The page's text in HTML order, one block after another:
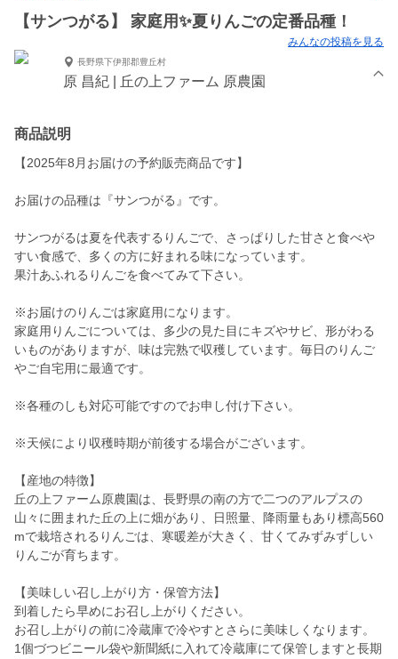
【サンつがる】 家庭用✨夏りんごの定番品種！
みんなの投稿を見る
長野県下伊那郡豊丘村
原 昌紀 | 丘の上ファーム 原農園
商品説明
【2025年8月お届けの予約販売商品です】
お届けの品種は『サンつがる』です。
サンつがるは夏を代表するりんごで、さっぱりした甘さと食べや
すい食感で、多くの方に好まれる味になっています。
果汁あふれるりんごを食べてみて下さい。
※お届けのりんごは家庭用になります。
家庭用りんごについては、多少の見た目にキズやサビ、形がわる
いものがありますが、味は完熟で収穫しています。毎日のりんご
やご自宅用に最適です。
※各種のしも対応可能ですのでお申し付け下さい。
※天候により収穫時期が前後する場合がございます。
【産地の特徴】
丘の上ファーム原農園は、長野県の南の方で二つのアルプスの
山々に囲まれた丘の上に畑があり、日照量、降雨量もあり標高560
mで栽培されるりんごは、寒暖差が大きく、甘くてみずみずしい
りんごが育ちます。
【美味しい召し上がり方・保管方法】
到着したら早めにお召し上がりください。
お召し上がりの前に冷蔵庫で冷やすとさらに美味しくなります。
1個づつビニール袋や新聞紙に入れて冷蔵庫にて保管しますと長期